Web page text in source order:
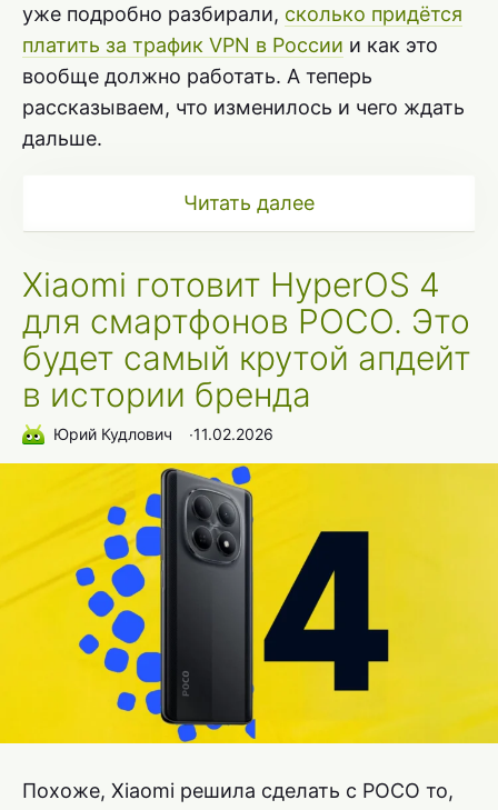
уже подробно разбирали, сколько придётся
платить за трафик VPN в России и как это
вообще должно работать. А теперь
рассказываем, что изменилось и чего ждать
дальше.
Читать далее
Xiaomi готовит HyperOS 4
для смартфонов POCO. Это
будет самый крутой апдейт
в истории бренда
Юрий Кудлович ∙11.02.2026
Похоже, Xiaomi решила сделать с POCO то,